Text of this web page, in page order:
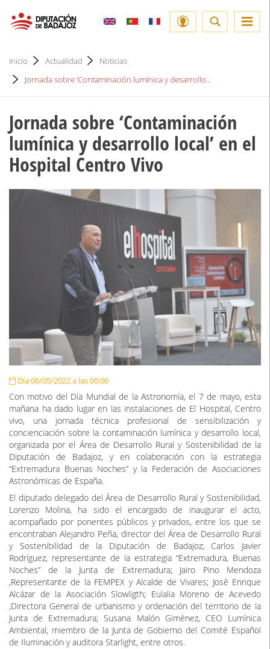
Inicio Actualidad
Noticias
Jornada sobre ‘Contaminación lumínica y desarrollo...
Jornada sobre ‘Contaminación
lumínica y desarrollo local’ en el
Hospital Centro Vivo
Día 06/05/2022 a las 00:00
Con motivo del Día Mundial de la Astronomía, el 7 de mayo, esta
mañana ha dado lugar en las instalaciones de El Hospital, Centro
vivo, una jornada técnica profesional de sensibilización y
concienciación sobre la contaminación lumínica y desarrollo local,
organizada por el Área de Desarrollo Rural y Sostenibilidad de la
Diputación de Badajoz, y en colaboración con la estrategia
“Extremadura Buenas Noches” y la Federación de Asociaciones
Astronómicas de España.
El diputado delegado del Área de Desarrollo Rural y Sostenibilidad,
Lorenzo Molina, ha sido el encargado de inaugurar el acto,
acompañado por ponentes públicos y privados, entre los que se
encontraban Alejandro Peña, director del Área de Desarrollo Rural
y Sostenibilidad de la Diputación de Badajoz; Carlos Javier
Rodríguez, representante de la estrategia “Extremadura, Buenas
Noches” de la Junta de Extremadura; Jairo Pino Mendoza
,Representante de la FEMPEX y Alcalde de Vivares; José Enrique
Alcázar de la Asociación Slowligth; Eulalia Moreno de Acevedo
,Directora General de urbanismo y ordenación del territorio de la
Junta de Extremadura; Susana Malón Giménez, CEO Lumínica
Ambiental, miembro de la Junta de Gobierno del Comité Español
de Iluminación y auditora Starlight, entre otros.